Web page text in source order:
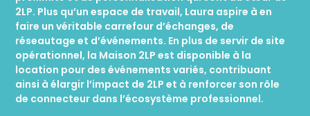
2LP. Plus qu’un espace de travail, Laura aspire à en
faire un véritable carrefour d’échanges, de
réseautage et d’événements. En plus de servir de site
opérationnel, la Maison 2LP est disponible à la
location pour des événements variés, contribuant
ainsi à élargir l’impact de 2LP et à renforcer son rôle
de connecteur dans l’écosystème professionnel.